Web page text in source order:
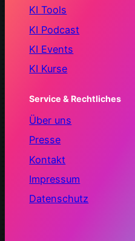
KI Tools
KI Podcast
KI Events
KI Kurse
Service & Rechtliches
Über uns
Presse
Kontakt
Impressum
Datenschutz